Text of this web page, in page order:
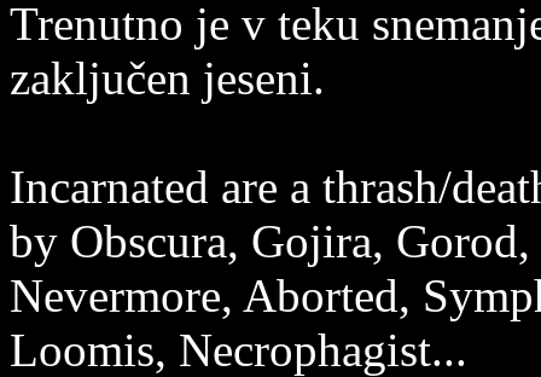
Trenutno je v teku
zaključen jeseni.
Incarnated are a thrash/
by Obscura, Gojira,
Nevermore, Aborted,
Loomis, Necrophagist...